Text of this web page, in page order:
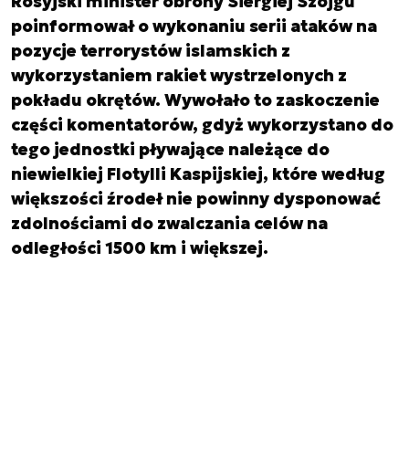
poinformował o wykonaniu serii ataków na
pozycje terrorystów islamskich z
wykorzystaniem rakiet wystrzelonych z
pokładu okrętów. Wywołało to zaskoczenie
części komentatorów, gdyż wykorzystano do
tego jednostki pływające należące do
niewielkiej Flotylli Kaspijskiej, które według
większości źrodeł nie powinny dysponować
zdolnościami do zwalczania celów na
odległości 1500 km i większej.